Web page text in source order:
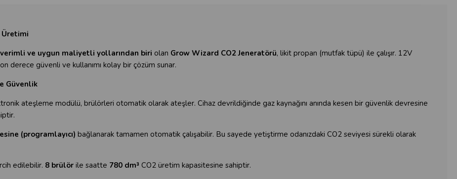
Üretimi
verimli ve uygun maliyetli yollarından biri olan Grow Wizard CO2 Jeneratörü, likit propan (mutfak tüpü) ile çalışır. 12V
derece güvenli ve kullanımı kolay bir çözüm sunar.
Güvenlik
ateşleme modülü, brülörleri otomatik olarak ateşler. Cihaz devrildiğinde gaz kaynağını anında kesen bir güvenlik devresine
(programlayıcı) bağlanarak tamamen otomatik çalışabilir. Bu sayede yetiştirme odanızdaki CO2 seviyesi sürekli olarak
edilebilir. 8 brülörile saatte 780 dm³ CO2 üretim kapasitesine sahiptir.